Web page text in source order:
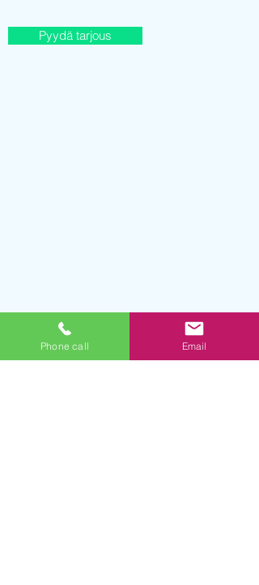
Pyydä tarjous
Phone call Email